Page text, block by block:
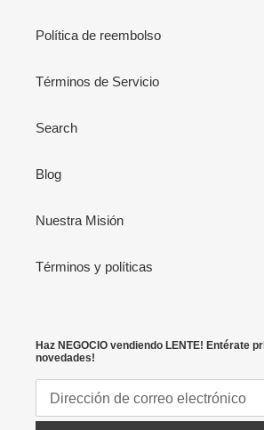
Política de reembolso
Términos de Servicio
Search
Blog
Nuestra Misión
Términos y políticas
Haz NEGOCIO vendiendo LENTE! Entérate
novedades!